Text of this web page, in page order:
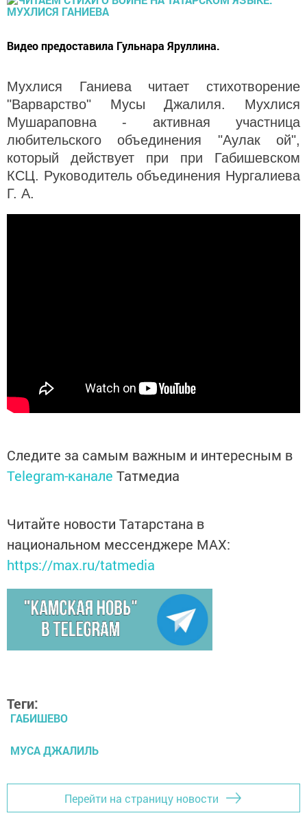
Видео предоставила Гульнара Яруллина.
Мухлися Ганиева читает стихотворение
"Варварство" Мусы Джалиля. Мухлися
Мушараповна - активная участница
любительского объединения "Аулак ой",
который действует при при Габишевском
КСЦ. Руководитель объединения Нургалиева
Г. А.
Следите за самым важным и интересным в
Telegram-канале Татмедиа
Читайте новости Татарстана в
национальном мессенджере MАХ:
https://max.ru/tatmedia
Теги:
ГАБИШЕВО
МУСА ДЖАЛИЛЬ
Перейти на страницу новости